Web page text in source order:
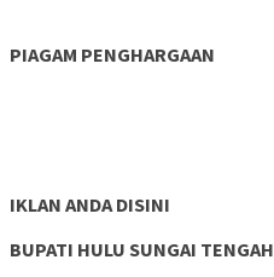
PIAGAM PENGHARGAAN
IKLAN ANDA DISINI
BUPATI HULU SUNGAI TENGAH